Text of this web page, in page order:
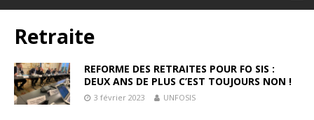
Retraite
REFORME DES RETRAITES POUR FO SIS :
DEUX ANS DE PLUS C’EST TOUJOURS NON !
3 février 2023 UNFOSIS